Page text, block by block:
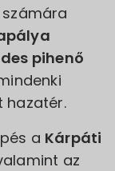
pihenő
hazatér.
a Kárpáti
az